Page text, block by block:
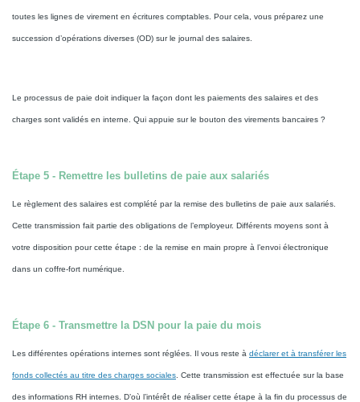
toutes les lignes de virement en écritures comptables. Pour cela, vous préparez une
succession d’opérations diverses (OD) sur le journal des salaires.
Le processus de paie doit indiquer la façon dont les paiements des salaires et des
charges sont validés en interne. Qui appuie sur le bouton des virements bancaires ?
Étape 5 - Remettre les bulletins de paie aux salariés
Le règlement des salaires est complété par la remise des bulletins de paie aux salariés.
Cette transmission fait partie des obligations de l’employeur. Différents moyens sont à
votre disposition pour cette étape : de la remise en main propre à l’envoi électronique
dans un coffre-fort numérique.
Étape 6 - Transmettre la DSN pour la paie du mois
Les différentes opérations internes sont réglées. Il vous reste à déclarer et à transférer les
fonds collectés au titre des charges sociales . Cette transmission est effectuée sur la base
des informations RH internes. D’où l’intérêt de réaliser cette étape à la fin du processus de